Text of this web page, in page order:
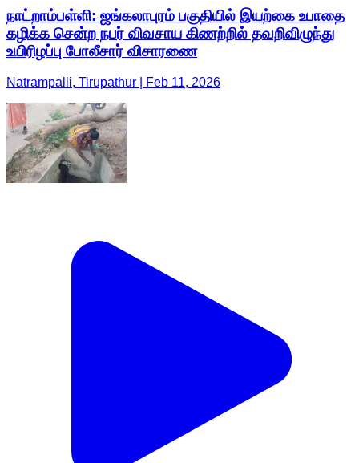
நாட்றாம்பள்ளி: ஜங்கலாபுரம் பகுதியில் இயற்கை உபாதை
கழிக்க சென்ற நபர் விவசாய கிணற்றில் தவறிவிழுந்து
உயிரிழப்பு போலீசார் விசாரணை
Natrampalli, Tirupathur | Feb 11, 2026